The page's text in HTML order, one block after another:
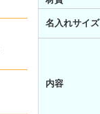
名入れサイズ
内容